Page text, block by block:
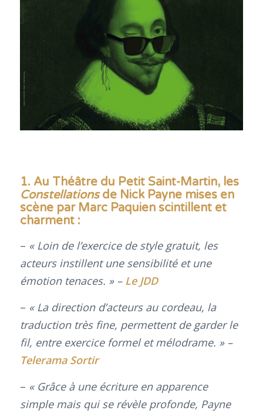
1. Au Théâtre du Petit Saint-Martin, les
Constellationsde Nick Payne mises en
scène par Marc Paquien scintillent et
charment :
– « Loin de l’exercice de style gratuit, les
acteurs instillent une sensibilité et une
émotion tenaces. » – Le JDD
– « La direction d’acteurs au cordeau, la
traduction très fine, permettent de garder le
fil, entre exercice formel et mélodrame. » –
Telerama Sortir
– « Grâce à une écriture en apparence
simple mais qui se révèle profonde, Payne